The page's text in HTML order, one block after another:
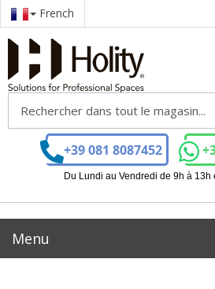
French
+39 081 8087452
Du Lundi au Vendredi de 9h à 13h
Menu